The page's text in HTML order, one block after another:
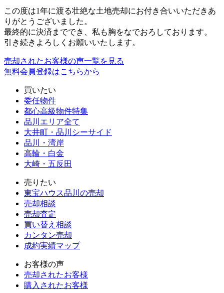
この度は1年に渡る壮絶な土地売却にお付き合いいただきあ
りがとうございました。
最終的に決済まででき、私も胸をなでおろしております。
引き続きよろしくお願いいたします。
売却されたお客様の声一覧を見る
無料会員登録はこちらから
買いたい
委任物件
都心高級物件特集
品川エリア全て
大井町・品川シーサイド
品川・湾岸
高輪・白金
大崎・五反田
売りたい
東宝ハウス品川の売却
売却相談
売却査定
買い替え相談
カンタン売却
成約実績マップ
お客様の声
売却されたお客様
購入されたお客様